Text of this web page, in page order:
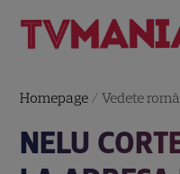
Homepage /Vedete
NELU